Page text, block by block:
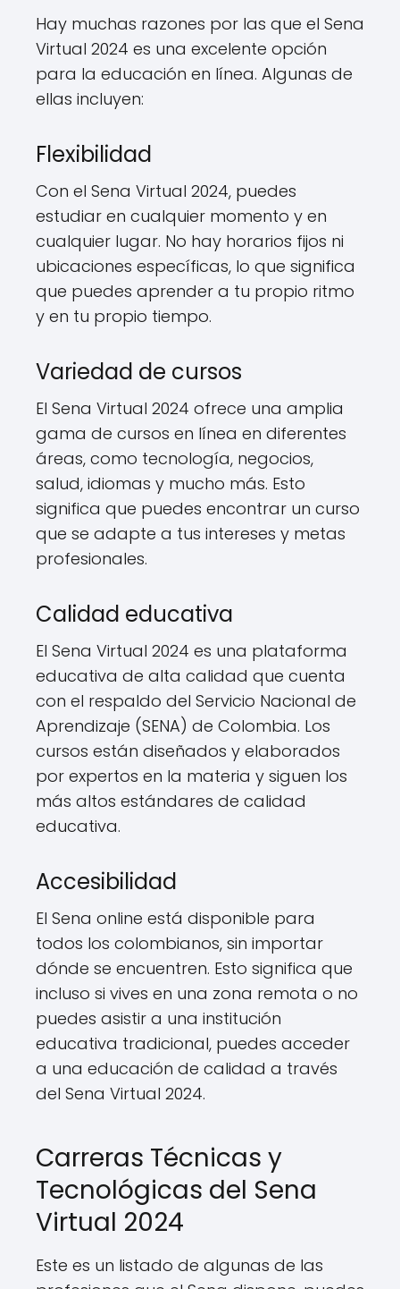
Hay muchas razones por las que el Sena
Virtual 2024 es una excelente opción
para la educación en línea. Algunas de
ellas incluyen:
Flexibilidad
Con el Sena Virtual 2024, puedes
estudiar en cualquier momento y en
cualquier lugar. No hay horarios fijos ni
ubicaciones específicas, lo que significa
que puedes aprender a tu propio ritmo
y en tu propio tiempo.
Variedad de cursos
El Sena Virtual 2024 ofrece una amplia
gama de cursos en línea en diferentes
áreas, como tecnología, negocios,
salud, idiomas y mucho más. Esto
significa que puedes encontrar un curso
que se adapte a tus intereses y metas
profesionales.
Calidad educativa
El Sena Virtual 2024 es una plataforma
educativa de alta calidad que cuenta
con el respaldo del Servicio Nacional de
Aprendizaje (SENA) de Colombia. Los
cursos están diseñados y elaborados
por expertos en la materia y siguen los
más altos estándares de calidad
educativa.
Accesibilidad
El Sena online está disponible para
todos los colombianos, sin importar
dónde se encuentren. Esto significa que
incluso si vives en una zona remota o no
puedes asistir a una institución
educativa tradicional, puedes acceder
a una educación de calidad a través
del Sena Virtual 2024.
Carreras Técnicas y
Tecnológicas del Sena
Virtual 2024
Este es un listado de algunas de las